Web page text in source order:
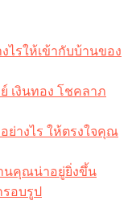
ไรให้เข้ากับบ้านของ
เงินทอง โชคลาภ
ย่างไร ให้ตรงใจคุณ
นคุณน่าอยู่ยิ่งขึ้น
รอบรูป